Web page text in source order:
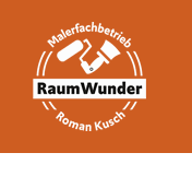
content